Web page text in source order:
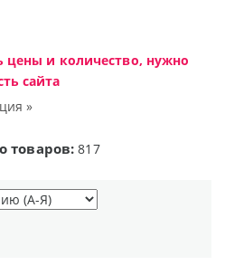
цены и количество, нужно
сайта
»
товаров: 817